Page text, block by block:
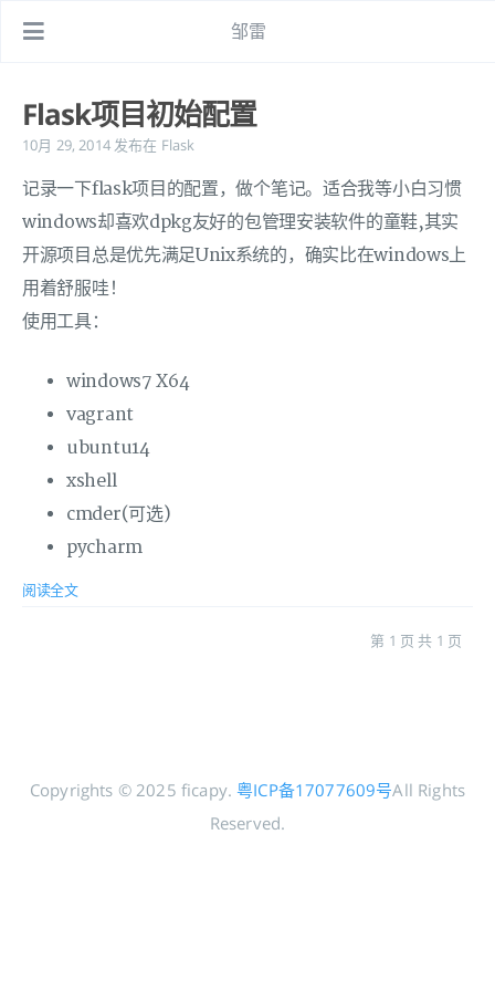
邹雷
Flask项目初始配置
10月 29, 2014 发布在 Flask
记录一下flask项目的配置，做个笔记。适合我等小白习惯
windows却喜欢dpkg友好的包管理安装软件的童鞋,其实
开源项目总是优先满足Unix系统的，确实比在windows上
用着舒服哇！
使用工具：
windows7 X64
vagrant
ubuntu14
xshell
cmder(可选)
pycharm
阅读全文
第 1 页 共 1 页
Copyrights © 2025 ficapy.粤ICP备17077609号All Rights
Reserved.